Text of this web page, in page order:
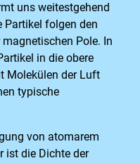
uns weitestgehend
Partikel folgen den
Pole. In
in die obere
Molekülen der Luft
typische
von atomarem
ist die Dichte der